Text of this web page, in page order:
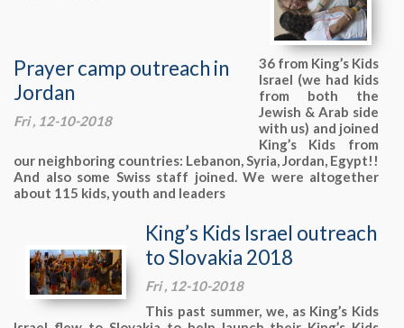
Prayer camp outreach in
Jordan
Fri , 12-10-2018
36 from King’s Kids
Israel (we had kids
from both the
Jewish & Arab side
with us) and joined
King’s Kids from
our neighboring countries: Lebanon, Syria, Jordan, Egypt!!
And also some Swiss staff joined. We were altogether
about 115 kids, youth and leaders
King’s Kids Israel outreach
to Slovakia 2018
Fri , 12-10-2018
This past summer, we, as King’s Kids